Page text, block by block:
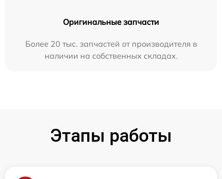
Оригинальные запчасти
Более 20 тыс. запчастей от производителя в
наличии на собственных складах.
Этапы работы